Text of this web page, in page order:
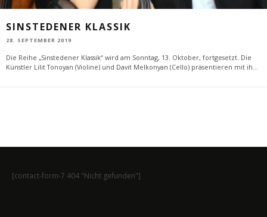
SINSTEDENER KLASSIK
28. SEPTEMBER 2019
Die Reihe „Sinstedener Klassik“ wird am Sonntag, 13. Oktober, fortgesetzt. Die
Künstler Lilit Tonoyan (Violine) und Davit Melkonyan (Cello) präsentieren mit ih...
[contact-form-7 404 "Nicht gefunden"]